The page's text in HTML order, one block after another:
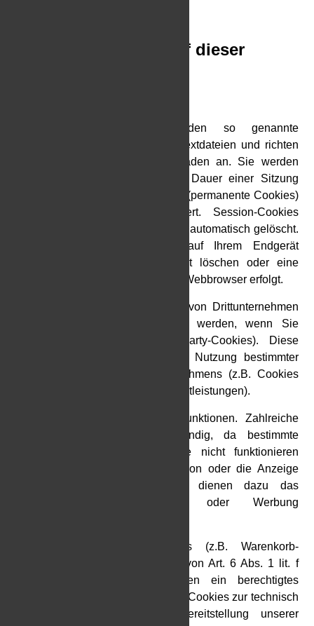
3. Datenerfassung auf dieser
Unsere Internetseiten verwenden so genannte
„Cookies“. Cookies sind kleine Textdateien und richten
auf Ihrem Endgerät keinen Schaden an. Sie werden
entweder vorübergehend für die Dauer einer Sitzung
(Session-Cookies) oder dauerhaft (permanente Cookies)
auf Ihrem Endgerät gespeichert. Session-Cookies
werden nach Ende Ihres Besuchs automatisch gelöscht.
Permanente Cookies bleiben auf Ihrem Endgerät
gespeichert bis Sie diese selbst löschen oder eine
automatische Lösung durch Ihren Webbrowser erfolgt.
Teilweise können auch Cookies von Drittunternehmen
auf Ihrem Endgerät gespeichert werden, wenn Sie
unsere Seite betreten (Third-Party-Cookies). Diese
ermöglichen uns oder Ihnen die Nutzung bestimmter
Dienstleistungen des Drittunternehmens (z.B. Cookies
zur Abwicklung von Zahlungsdienstleistungen).
Cookies haben verschiedene Funktionen. Zahlreiche
Cookies sind technisch notwendig, da bestimmte
Webseitenfunktionen ohne diese nicht funktionieren
würden (z.B. die Warenkorbfunktion oder die Anzeige
von Videos). Andere Cookies dienen dazu das
Nutzerverhalten auszuwerten oder Werbung
Technisch notwendige Cookies (z.B. Warenkorb-
Cookies) werden auf Grundlage von Art. 6 Abs. 1 lit. f
DSGVO gespeichert. Wir haben ein berechtigtes
Interesse an der Speicherung von Cookies zur technisch
fehlerfreien und optimierten Bereitstellung unserer